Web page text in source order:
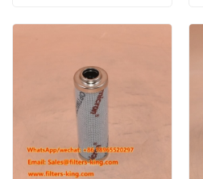
Kraftstoff-
Wasserabscheider-Filter –
Vergleichsreferenz für
Komatsu-Geräte, PC490-
10LC Bagger, WA470-8
Lader.